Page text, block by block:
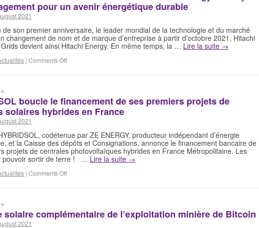
pour un avenir énergétique durable
2021
de son premier anniversaire, le leader mondial de la technologie et du marché
changement de nom et de marque d’entreprise à partir d’octobre 2021. Hitachi
devient ainsi Hitachi Energy. En même temps, la … Lire la suite →
| Comments Off
»
boucle le financement de ses premiers projets de
solaires hybrides en France
2021
codétenue par ZE ENERGY, producteur indépendant d’énergie
et la Caisse des dépôts et Consignations, annonce le financement bancaire de
projets de centrales photovoltaïques hybrides en France Métropolitaine. Les
pouvoir sortir de terre ! … Lire la suite →
| Comments Off
»
solaire complémentaire de l’exploitation minière de Bitcoin
2021